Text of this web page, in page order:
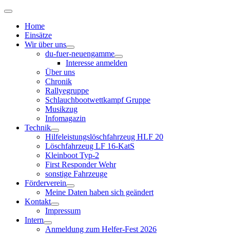
Home
Einsätze
Wir über uns
du-fuer-neuengamme
Interesse anmelden
Über uns
Chronik
Rallyegruppe
Schlauchbootwettkampf Gruppe
Musikzug
Infomagazin
Technik
Hilfeleistungslöschfahrzeug HLF 20
Löschfahrzeug LF 16-KatS
Kleinboot Typ-2
First Responder Wehr
sonstige Fahrzeuge
Förderverein
Meine Daten haben sich geändert
Kontakt
Impressum
Intern
Anmeldung zum Helfer-Fest 2026